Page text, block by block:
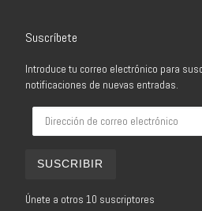
Suscríbete
Introduce tu correo electrónico para
notificaciones de nuevas entradas.
SUSCRIBIR
Únete a otros 10 suscriptores